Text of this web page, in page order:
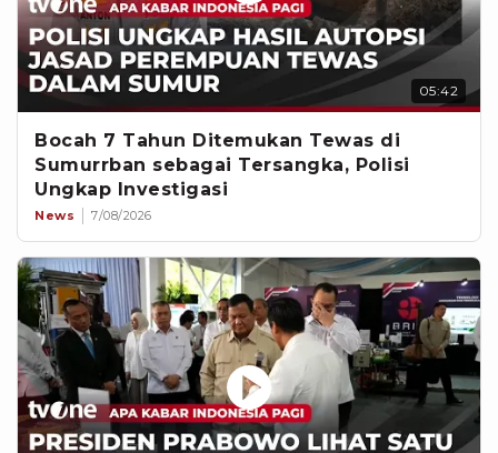
05:42
Bocah 7 Tahun Ditemukan Tewas di
Sumurrban sebagai Tersangka, Polisi
Ungkap Investigasi
News 7/08/2026